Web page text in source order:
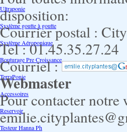
Ultraponie
Système goutte à goutte
Système Aéroponique
Bouturage Pre Croissance
TerraPonie
Accessoires
Reservoir
Testeur Hanna Ph
disposition:
Courrier postal :
Tel : 01.45.35.27.24
Courriel :
Webmaster
Pour contacter notre